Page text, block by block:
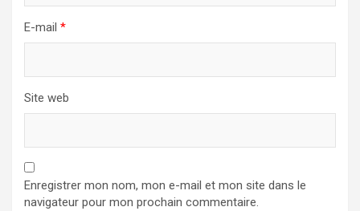
E-mail *
Site web
Enregistrer mon nom, mon e-mail et mon site dans le
navigateur pour mon prochain commentaire.